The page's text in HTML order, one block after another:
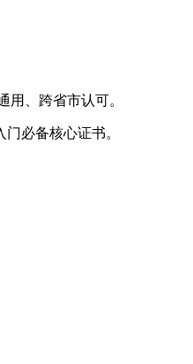
、跨省市认可。
必备核心证书。